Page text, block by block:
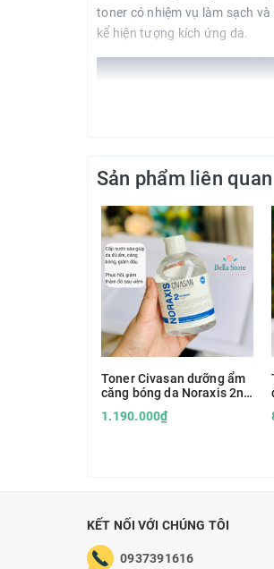
toner có nhiệm vụ làm sạch
kể hiện tượng kích ứng da.
Sản phẩm liên quan
Toner Civasan dưỡng ẩm
căng bóng da Noraxis 2nd
1.190.000₫
KẾT NỐI VỚI CHÚNG TÔI
0937391616